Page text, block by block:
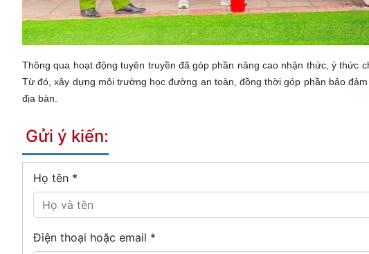
Thông qua hoạt động tuyên truyền đã góp phần nâng cao nhận thức, ý thức
Từ đó, xây dựng môi trường học đường an toàn, đồng thời góp phần bảo
địa bàn.
Gửi ý kiến:
Họ tên *
Điện thoại hoặc email *